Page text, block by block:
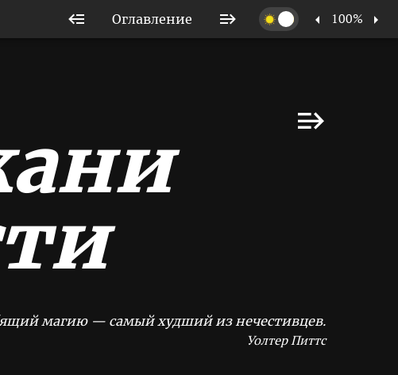
Оглавление 100%
магию — самый худший из нечестивцев.
Уолтер Питтс